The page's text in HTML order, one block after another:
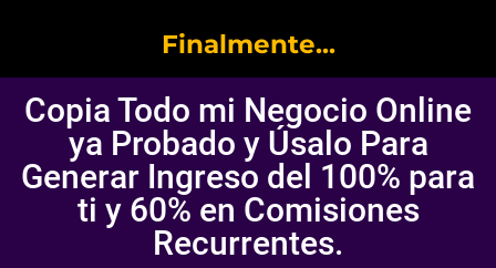
Finalmente...
Copia Todo mi Negocio Online
ya Probado y Úsalo Para
Generar Ingreso del 100% para
ti y 60% en Comisiones
Recurrentes.